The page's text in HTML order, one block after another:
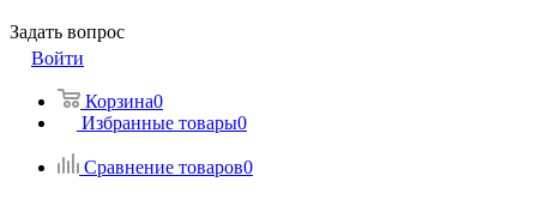
Задать вопрос
Войти
Корзина0
Избранные товары0
Сравнение товаров0